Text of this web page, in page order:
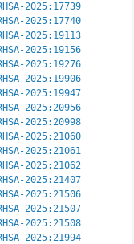
2025:17739
2025:17740
2025:19113
2025:19156
2025:19276
2025:19906
2025:19947
2025:20956
2025:20998
2025:21060
2025:21061
2025:21062
2025:21407
2025:21506
2025:21507
2025:21508
2025:21994